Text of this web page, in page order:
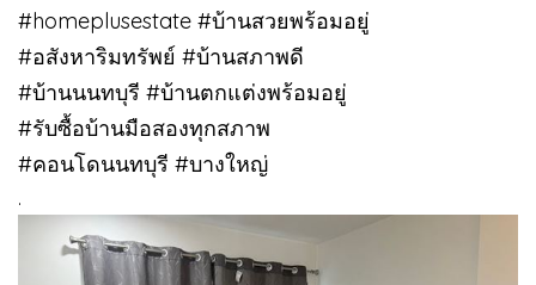
#homeplusestate #บ้านสวยพร้อมอยู่
#อสังหาริมทรัพย์ #บ้านสภาพดี
#บ้านนนทบุรี #บ้านตกแต่งพร้อมอยู่
#รับซื้อบ้านมือสองทุกสภาพ
#คอนโดนนทบุรี #บางใหญ่
.